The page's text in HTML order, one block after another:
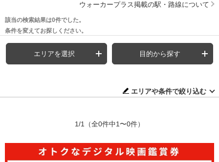
ウォーカープラス掲載の駅・路線について
該当の検索結果は0件でした。
条件を変えてお探しください。
エリアを選択 目的から探す
エリアや条件で絞り込む
1/1 （全0件中1〜0件）